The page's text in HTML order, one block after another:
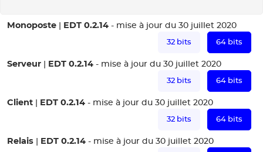
Monoposte EDT 0.2.14 - mise à jour du 30 juillet 2020
32 bits 64 bits
Serveur EDT 0.2.14 - mise à jour du 30 juillet 2020
32 bits 64 bits
Client EDT 0.2.14 - mise à jour du 30 juillet 2020
32 bits 64 bits
Relais EDT 0.2.14 - mise à jour du 30 juillet 2020